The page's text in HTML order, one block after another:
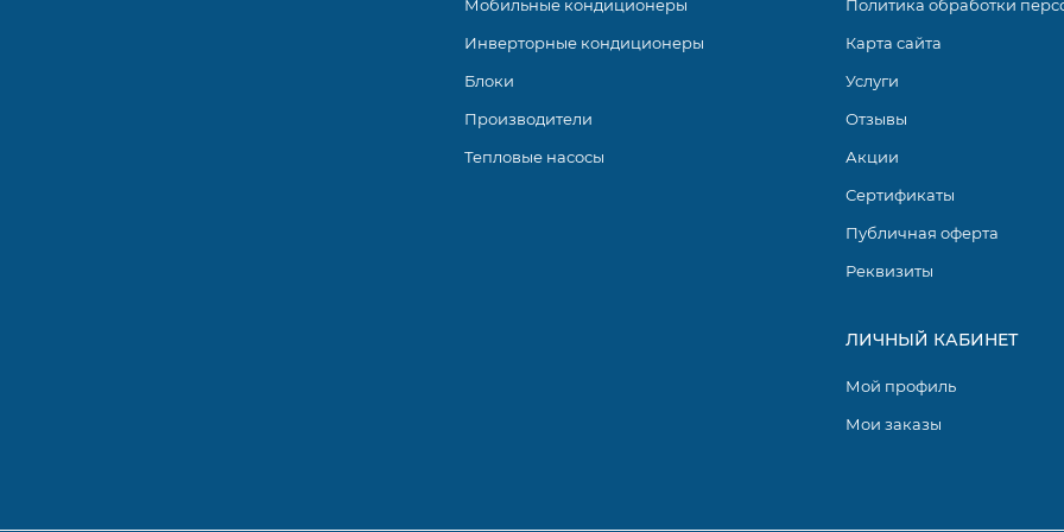
Мобильные кондиционеры
Инверторные кондиционеры
Блоки
Производители
Тепловые насосы
Политика обработки
Карта сайта
Услуги
Отзывы
Акции
Сертификаты
Публичная оферта
Реквизиты
ЛИЧНЫЙ КАБИНЕТ
Мой профиль
Мои заказы